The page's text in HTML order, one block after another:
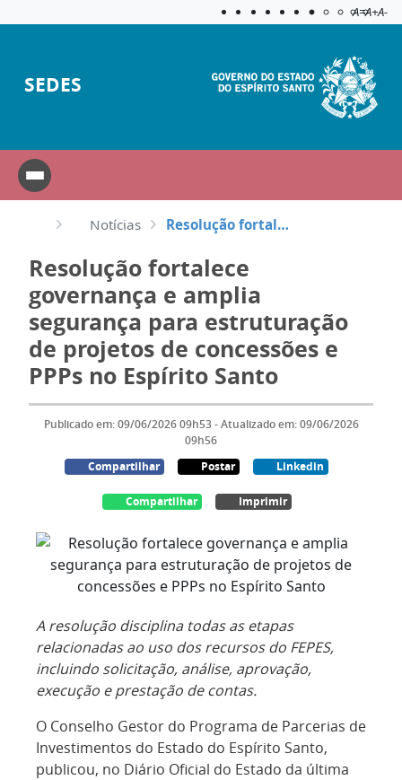
Aplicar
A=A+A-
SEDES
Notícias Resolução fortalece governança e amplia segurança para estruturação de projetos de concessões e PPPs...
Resolução fortalece
governança e amplia
segurança para estruturação
de projetos de concessões e
PPPs no Espírito Santo
Publicado em: 09/06/2026 09h53 - Atualizado em: 09/06/2026
09h56
Compartilhar
Postar Linkedin
Compartilhar Imprimir
A resolução disciplina todas as etapas
relacionadas ao uso dos recursos do FEPES,
incluindo solicitação, análise, aprovação,
execução e prestação de contas.
O Conselho Gestor do Programa de Parcerias de
Investimentos do Estado do Espírito Santo,
publicou, no Diário Oficial do Estado da última